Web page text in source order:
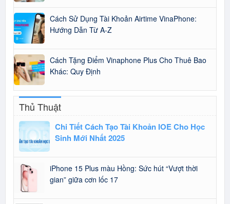
Cách Sử Dụng Tài Khoản Airtime VinaPhone:
Hướng Dẫn Từ A-Z
Cách Tặng Điểm Vinaphone Plus Cho Thuê Bao
Khác: Quy Định
Thủ Thuật
Chi Tiết Cách Tạo Tài Khoản IOE Cho Học
Sinh Mới Nhất 2025
iPhone 15 Plus màu Hồng: Sức hút “Vượt thời
gian” giữa cơn lốc 17